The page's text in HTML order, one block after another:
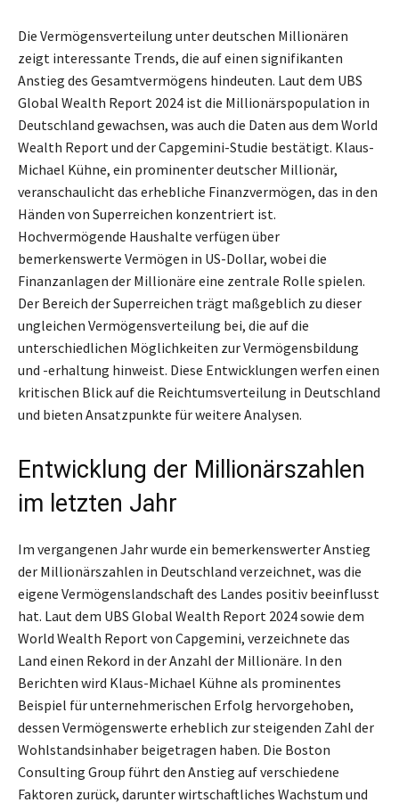
Die Vermögensverteilung unter deutschen Millionären
zeigt interessante Trends, die auf einen signifikanten
Anstieg des Gesamtvermögens hindeuten. Laut dem UBS
Global Wealth Report 2024 ist die Millionärspopulation in
Deutschland gewachsen, was auch die Daten aus dem World
Wealth Report und der Capgemini-Studie bestätigt. Klaus-
Michael Kühne, ein prominenter deutscher Millionär,
veranschaulicht das erhebliche Finanzvermögen, das in den
Händen von Superreichen konzentriert ist.
Hochvermögende Haushalte verfügen über
bemerkenswerte Vermögen in US-Dollar, wobei die
Finanzanlagen der Millionäre eine zentrale Rolle spielen.
Der Bereich der Superreichen trägt maßgeblich zu dieser
ungleichen Vermögensverteilung bei, die auf die
unterschiedlichen Möglichkeiten zur Vermögensbildung
und -erhaltung hinweist. Diese Entwicklungen werfen einen
kritischen Blick auf die Reichtumsverteilung in Deutschland
und bieten Ansatzpunkte für weitere Analysen.
Entwicklung der Millionärszahlen
im letzten Jahr
Im vergangenen Jahr wurde ein bemerkenswerter Anstieg
der Millionärszahlen in Deutschland verzeichnet, was die
eigene Vermögenslandschaft des Landes positiv beeinflusst
hat. Laut dem UBS Global Wealth Report 2024 sowie dem
World Wealth Report von Capgemini, verzeichnete das
Land einen Rekord in der Anzahl der Millionäre. In den
Berichten wird Klaus-Michael Kühne als prominentes
Beispiel für unternehmerischen Erfolg hervorgehoben,
dessen Vermögenswerte erheblich zur steigenden Zahl der
Wohlstandsinhaber beigetragen haben. Die Boston
Consulting Group führt den Anstieg auf verschiedene
Faktoren zurück, darunter wirtschaftliches Wachstum und